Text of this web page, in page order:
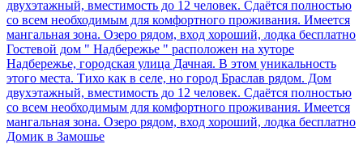
двухэтажный, вместимость до 12 человек. Сдаётся полностью
со всем необходимым для комфортного проживания. Имеется
мангальная зона. Озеро рядом, вход хороший, лодка бесплатно
Гостевой дом " Надбережье " расположен на хуторе
Надбережье, городская улица Дачная. В этом уникальность
этого места. Тихо как в селе, но город Браслав рядом. Дом
двухэтажный, вместимость до 12 человек. Сдаётся полностью
со всем необходимым для комфортного проживания. Имеется
мангальная зона. Озеро рядом, вход хороший, лодка бесплатно
Домик в Замошье